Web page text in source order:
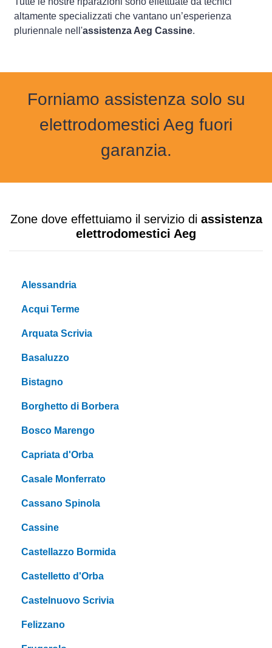
altamente specializzati che vantano un’esperienza
pluriennale nell'assistenza Aeg Cassine.
Forniamo assistenza solo su
elettrodomestici Aeg fuori
garanzia.
Zone dove effettuiamo il servizio di assistenza
elettrodomestici Aeg
Alessandria
Acqui Terme
Arquata Scrivia
Basaluzzo
Bistagno
Borghetto di Borbera
Bosco Marengo
Capriata d'Orba
Casale Monferrato
Cassano Spinola
Cassine
Castellazzo Bormida
Castelletto d'Orba
Castelnuovo Scrivia
Felizzano